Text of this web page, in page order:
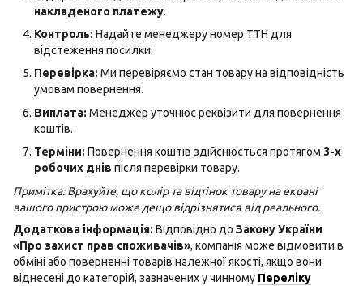
накладеного платежу.
Контроль: Надайте менеджеру номер ТТН для
відстеження посилки.
Перевірка: Ми перевіряємо стан товару на відповідність
умовам повернення.
Виплата: Менеджер уточнює реквізити для повернення
коштів.
Терміни: Повернення коштів здійснюється протягом 3-х
робочих днів після перевірки товару.
Примітка: Врахуйте, що колір та відтінок товару на екрані
вашого пристрою може дещо відрізнятися від реального.
Додаткова інформація: Відповідно до Закону України
«Про захист прав споживачів», компанія може відмовити в
обміні або поверненні товарів належної якості, якщо вони
віднесені до категорій, зазначених у чинному Переліку